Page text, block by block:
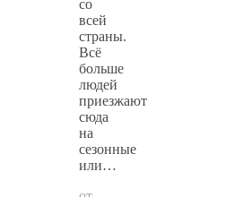
со
всей
страны.
Всё
больше
людей
приезжают
сюда
на
сезонные
или…